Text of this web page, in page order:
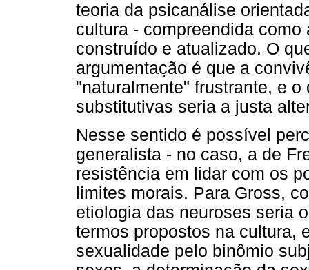
teoria da psicanálise
cultura - compreendida
construído e atualizado. O
argumentação é que a
"naturalmente" frustrante, e
substitutivas seria a justa
Nesse sentido é possível
generalista - no caso, a de
resistência em lidar com os
limites morais. Para Gross,
etiologia das neuroses seria
termos propostos na cultura,
sexualidade pelo binômio